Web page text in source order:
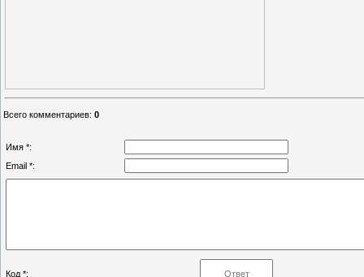
Всего комментариев: 0
Имя *:
Email *:
Код *: